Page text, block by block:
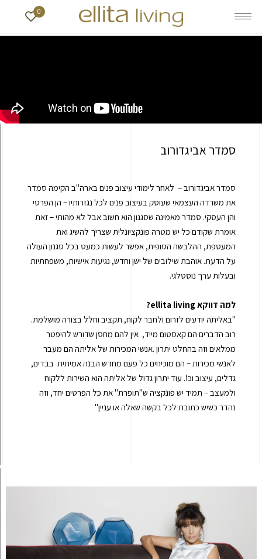
0
סמדר אביגדורוב
סמדר אביגדורוב – לאחר לימודי עיצוב פנים בארה"ב הקימה סמדר
את משרדה העצמאי שעוסק בעיצוב פנים לכל נגזרותיו – הן הפרטי
והן העסקי. סמדר מאמינה שסגנון הוא חשוב אבל לא מהותי – זאת
אומרת שקודם כל יש מטרה פונקציונלית שצריך להשיג ואת
המעטפת, ההלבשה הסופית, אפשר לעשות כמעט בכל סגנון העולה
על הדעת. אוהבת שילובים של ישן וחדש, נגיעות אישיות, משפחתיות
ובעלות ערך נוסטלגי.
למה דווקאellita living
?
"באליתה יודעים לזרום ולחבר לקוח, תקציב וחלל בצורה מושלמת.
רוב הדברים הם קאסטום מייד, אין להם מחסן שדורש להיפטר
ממלאים וזה בהחלט יתרון .אנשי המכירות של אליתה הם מעבר
לאנשי מכירות – הם מוכיחים כל פעם מחדש הבנה אמיתית בבדים,
גדלים, עיצוב וכו'. עוד יתרון גדול של אליתה הוא השירות ללקוח
ולמעצב – תמיד יש פונקציה ש"תופרת" את כל הפרטים יחד, וזה
נהדר כשיש כתובת לכל בקשה שאלה או עניין"